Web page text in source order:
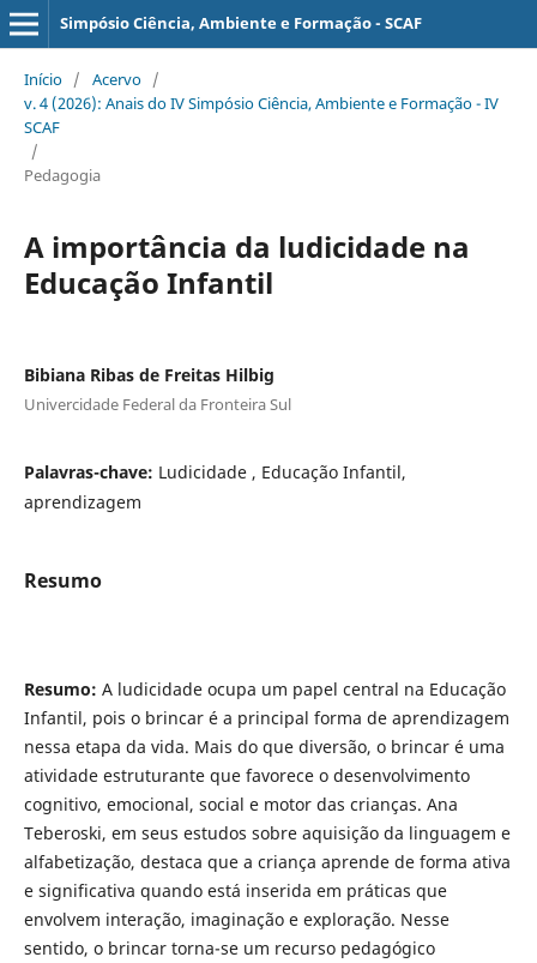
Simpósio Ciência, Ambiente e Formação - SCAF
Início / Acervo /
v. 4 (2026): Anais do IV Simpósio Ciência, Ambiente e Formação - IV
SCAF
/
Pedagogia
A importância da ludicidade na
Educação Infantil
Bibiana Ribas de Freitas Hilbig
Univercidade Federal da Fronteira Sul
Palavras-chave: Ludicidade , Educação Infantil,
aprendizagem
Resumo
Resumo: A ludicidade ocupa um papel central na Educação
Infantil, pois o brincar é a principal forma de aprendizagem
nessa etapa da vida. Mais do que diversão, o brincar é uma
atividade estruturante que favorece o desenvolvimento
cognitivo, emocional, social e motor das crianças. Ana
Teberoski, em seus estudos sobre aquisição da linguagem e
alfabetização, destaca que a criança aprende de forma ativa
e significativa quando está inserida em práticas que
envolvem interação, imaginação e exploração. Nesse
sentido, o brincar torna-se um recurso pedagógico